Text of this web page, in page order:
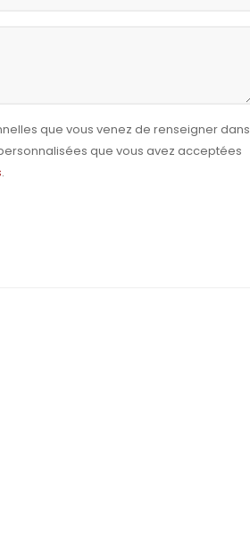
que vous venez de renseigner dans
que vous avez acceptées
.